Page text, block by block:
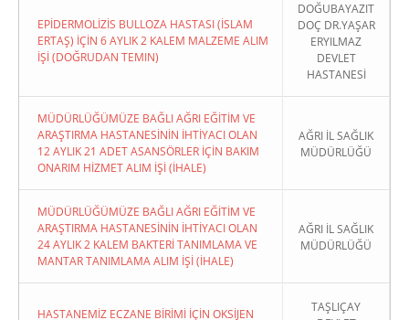
EPİDERMOLİZİS BULLOZA HASTASI (İSLAM
ERTAŞ) İÇİN 6 AYLIK 2 KALEM MALZEME ALIM
İŞİ (DOĞRUDAN TEMIN)
DOĞUBAYAZIT
DOÇ DR.YAŞAR
ERYILMAZ
DEVLET
HASTANESİ
MÜDÜRLÜĞÜMÜZE BAĞLI AĞRI EĞİTİM VE
ARAŞTIRMA HASTANESİNİN İHTİYACI OLAN
12 AYLIK 21 ADET ASANSÖRLER İÇİN BAKIM
ONARIM HİZMET ALIM İŞİ (İHALE)
AĞRI İL SAĞLIK
MÜDÜRLÜĞÜ
MÜDÜRLÜĞÜMÜZE BAĞLI AĞRI EĞİTİM VE
ARAŞTIRMA HASTANESİNİN İHTİYACI OLAN
24 AYLIK 2 KALEM BAKTERİ TANIMLAMA VE
MANTAR TANIMLAMA ALIM İŞİ (İHALE)
AĞRI İL SAĞLIK
MÜDÜRLÜĞÜ
HASTANEMİZ ECZANE BİRİMİ İÇİN OKSİJEN
TAŞLIÇAY